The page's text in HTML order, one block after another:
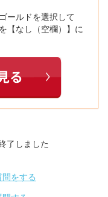
ールドを選択して
【なし（空欄）】に
了しました
をする